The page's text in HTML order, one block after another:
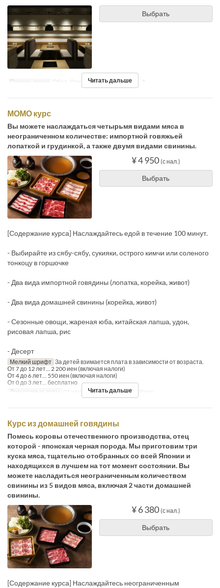
Выбрать
Приемы пищи Обед, Ужин Лимит по заказу ~ 7
Читать дальше
МОМО курс
Вы можете наслаждаться четырьмя видами мяса в
неограниченном количестве: импортной говяжьей
лопаткой и грудинкой, а также двумя видами свинины.
¥ 4 950 (с нал.)
Выбрать
[Содержание курса] Наслаждайтесь едой в течение 100 минут.
- Выбирайте из сябу-сябу, сукияки, острого кимчи или соленого
тонкоцу в горшочке
- Два вида импортной говядины (лопатка, корейка, живот)
- Два вида домашней свинины (корейка, живот)
- Сезонные овощи, жареная юба, китайская лапша, удон,
рисовая лапша, рис
- Десерт
Мелкий шрифт За детей взимается плата в зависимости от возраста.
От 7 до 12 лет... 2 200 иен (включая налоги)
От 4 до 6 лет... 550 иен (включая налоги)
От 0 до 3 лет... бесплатно
Допустимые даты 01 июля. ~ Приемы пищи Ужин
Читать дальше
Курс из домашней говядины
Помесь коровы отечественного производства, отец
которой - японская черная порода. Мы приготовим три
куска мяса, тщательно отобранных со всей Японии и
находящихся в лучшем на тот момент состоянии. Вы
можете насладиться неограниченным количеством
свинины из 5 видов мяса, включая 2 части домашней
свинины.
¥ 6 380 (с нал.)
Выбрать
[Содержание курса] Наслаждайтесь неограниченным